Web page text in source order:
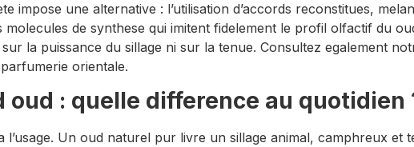
impose une alternative : l’utilisation d’accords reconstitues,
de synthese qui imitent fidelement le profil olfactif du
la puissance du sillage ni sur la tenue. Consultez egalement
orientale.
oud : quelle difference au quotidien
Un oud naturel pur livre un sillage animal, camphreux et